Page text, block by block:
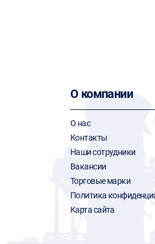
О компании
О нас
Контакты
Наши сотрудники
Вакансии
Торговые марки
Политика
Карта сайта